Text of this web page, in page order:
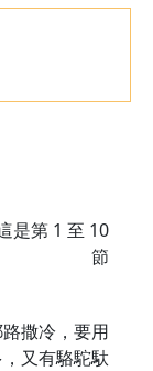
是第 1 至 10
節
撒冷，要用
又有駱駝馱